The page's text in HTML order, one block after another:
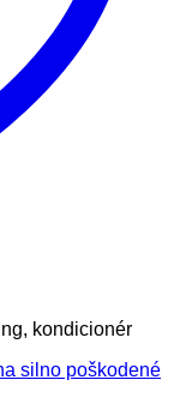
kondicionér
silno poškodené